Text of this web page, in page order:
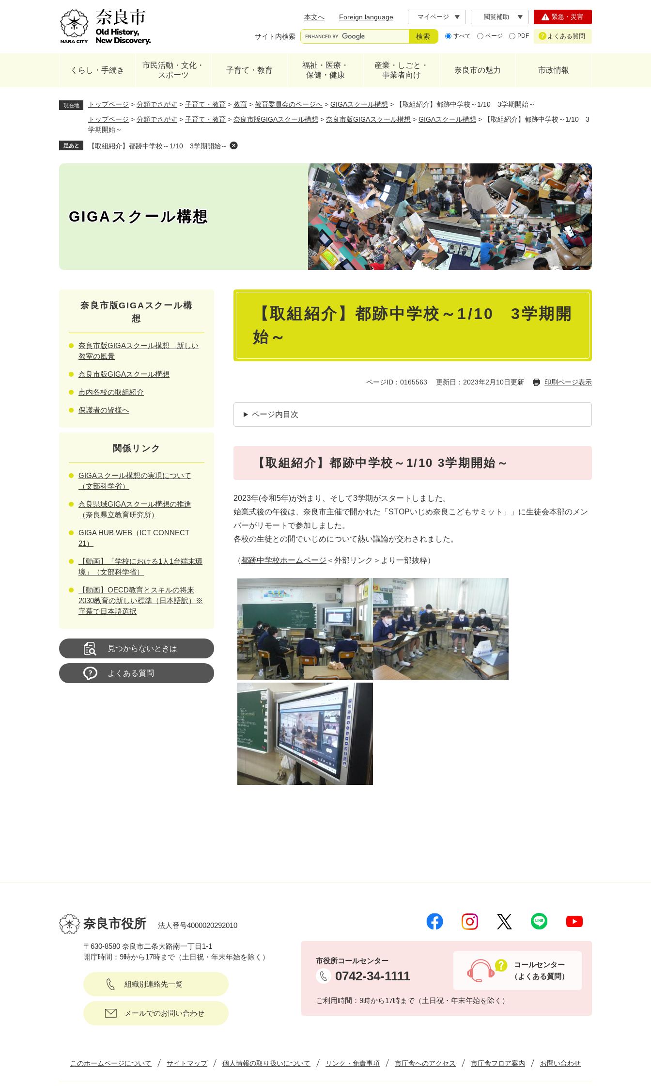
本文へ
Foreign language マイページ 閲覧補助
サイト内検索 すべて ページ PDF
緊急・災害
よくある質問
くらし・手続き
市民活動・文化・
スポーツ
子育て・教育
福祉・医療・
保健・健康
産業・しごと・
事業者向け
奈良市の魅力 市政情報
現在地 トップページ > 分類でさがす > 子育て・教育 > 教育 > 教育委員会のページへ > GIGAスクール構想 >
【取組紹介】都跡中学校～1/10 3学期開始～
トップページ > 分類でさがす > 子育て・教育 > 奈良市版GIGAスクール構想 > 奈良市版GIGAスクール構想 > GIGAスクール構想 >
【取組紹介】都跡中学校～1/10 3
学期開始～
足あと 【取組紹介】都跡中学校～1/10 3学期開始～
GIGAスクール構想
本
【取組紹介】都跡中学校～1/10 3学期開
始～
ページID：0165563 更新日：2023年2月10日更新 印刷ページ表示
ページ内目次
【取組紹介】都跡中学校～1/10 3学期開始～
2023年(令和5年)が始まり、そして3学期がスタートしました。
始業式後の午後は、奈良市主催で開かれた「STOPいじめ奈良こどもサミット」」に生徒会本部のメン
バーがリモートで参加しました。
各校の生徒との間でいじめについて熱い議論が交わされました。
（都跡中学校ホームページ ＜外部リンク＞ より一部抜粋）
奈良市版GIGAスクール構
想
奈良市版GIGAスクール構想 新しい
教室の風景
奈良市版GIGAスクール構想
市内各校の取組紹介
保護者の皆様へ
関係リンク
GIGAスクール構想の実現について
（文部科学省）
奈良県域GIGAスクール構想の推進
（奈良県立教育研究所）
GIGA HUB WEB（ICT CONNECT
21）
【動画】「学校における1人1台端末環
境」（文部科学省）
【動画】OECD教育とスキルの将来
2030教育の新しい標準（日本語訳）※
字幕で日本語選択
見つからないときは
よくある質問
奈良市役所 法人番号4000020292010
〒630-8580 奈良市二条大路南一丁目1-1
開庁時間：9時から17時まで（土日祝・年末年始を除く）
組織別連絡先一覧
メールでのお問い合わせ
市役所コールセンター
0742-34-1111
ご利用時間：9時から17時まで（土日祝・年末年始を除く）
コールセンター
（よくある質問）
このホームページについて サイトマップ 個人情報の取り扱いについて リンク・免責事項 市庁舎へのアクセス 市庁舎フロア案内 お問い合わせ